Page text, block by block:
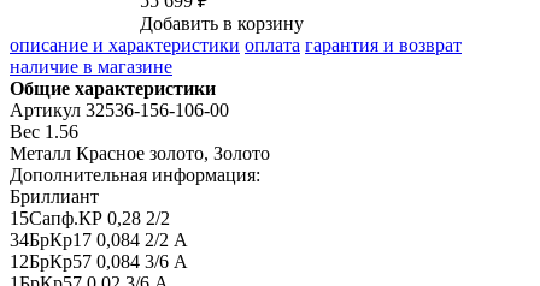
Добавить в корзину
описание и характеристики оплата гарантия и возврат
наличие в магазине
Общие характеристики
Артикул 32536-156-106-00
Вес 1.56
Металл Красное золото, Золото
Дополнительная информация:
Бриллиант
15Сапф.КР 0,28 2/2
34БрКр17 0,084 2/2 А
12БрКр57 0,084 3/6 А